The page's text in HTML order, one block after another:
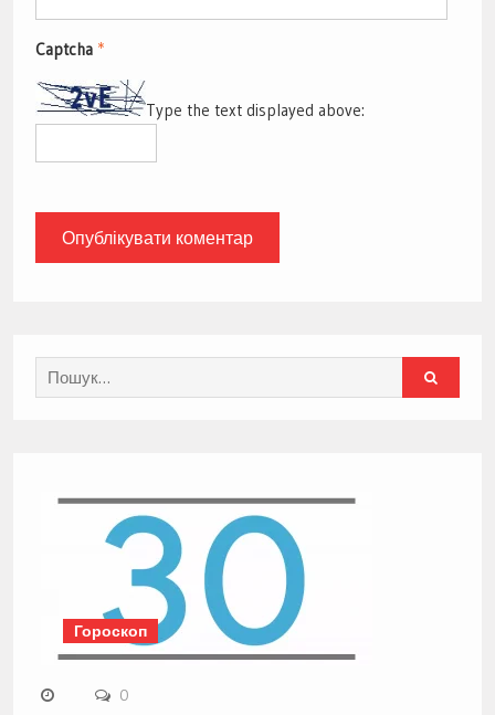
Captcha *
Type the text displayed above:
Search
for:
Гороскоп
0